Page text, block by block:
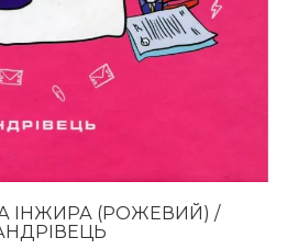
ІНЖИРА (РОЖЕВИЙ) /